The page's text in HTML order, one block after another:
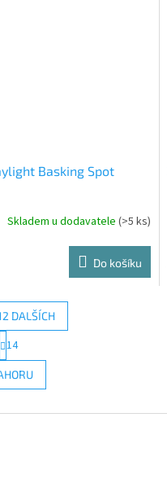
Basking Spot
Skladem u dodavatele (>5 ks)
Do košíku
O
v
l
d
DALŠÍCH
t
r
á
n
14